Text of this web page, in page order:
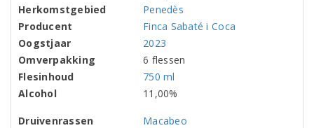
Herkomstgebied
Penedès
Producent
Finca Sabaté i Coca
Oogstjaar
2023
Omverpakking
6 flessen
Flesinhoud
750 ml
Alcohol
11,00%
Druivenrassen
Macabeo